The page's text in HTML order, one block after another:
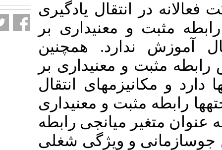
یادگیری
و معنی­داری بر
همچنین
معنی­داری بر
انتقال
مثبت و معنی­داری
میانجی رابطه
و ویژگی شغلی